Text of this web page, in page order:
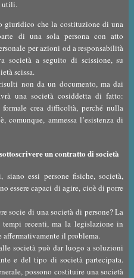
utili.
giuridico che la costituzione di una
di una sola persona con atto
per azioni od a responsabilità
società a seguito di scissione, su
scissa.
non da un documento, ma dai
una società cosiddetta di fatto:
crea difficoltà, perché nulla
comunque, ammessa l’esistenza di
un contratto di società
essi persone fisiche, società,
essere capaci di agire, cioè di porre
socie di una società di persone? La
recenti, ma la legislazione in
il problema.
società può dar luogo a soluzioni
e del tipo di società partecipata.
possono costituire una società